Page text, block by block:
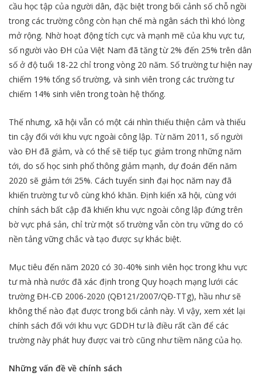
cầu học tập của người dân, đặc biệt trong bối cảnh số chỗ ngồi
trong các trường công còn hạn chế mà ngân sách thì khó lòng
mở rộng. Nhờ hoạt động tích cực và mạnh mẽ của khu vực tư,
số người vào ĐH của Việt Nam đã tăng từ 2% đến 25% trên dân
số ở độ tuổi 18-22 chỉ trong vòng 20 năm. Số trường tư hiện nay
chiếm 19% tổng số trường, và sinh viên trong các trường tư
chiếm 14% sinh viên trong toàn hệ thống.
Thế nhưng, xã hội vẫn có một cái nhìn thiếu thiện cảm và thiếu
tin cậy đối với khu vực ngoài công lập. Từ năm 2011, số người
vào ĐH đã giảm, và có thể sẽ tiếp tục giảm trong những năm
tới, do số học sinh phổ thông giảm mạnh, dự đoán đến năm
2020 sẽ giảm tới 25%. Cách tuyển sinh đại học năm nay đã
khiến trường tư vô cùng khó khăn. Định kiến xã hội, cùng với
chính sách bất cập đã khiến khu vực ngoài công lập đứng trên
bờ vực phá sản, chỉ trừ một số trường vẫn còn trụ vững do có
nền tảng vững chắc và tạo được sự khác biệt.
Mục tiêu đến năm 2020 có 30-40% sinh viên học trong khu vực
tư mà nhà nước đã xác định trong Quy hoạch mạng lưới các
trường ĐH-CĐ 2006-2020 (QĐ121/2007/QĐ-TTg), hầu như sẽ
không thể nào đạt được trong bối cảnh này. Vì vậy, xem xét lại
chính sách đối với khu vực GDDH tư là điều rất cần để các
trường này phát huy được vai trò cũng như tiềm năng của họ.
Những vấn đề về chính sách